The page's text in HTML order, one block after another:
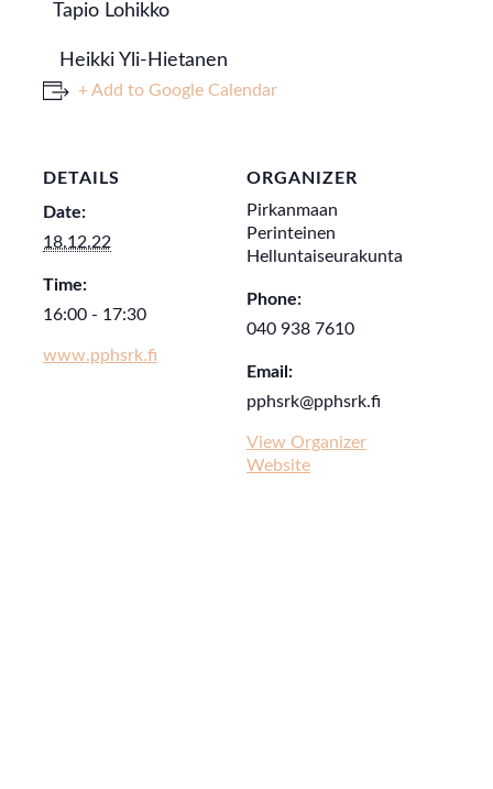
Tapio Lohikko
Heikki Yli-Hietanen
+ Add to Google Calendar
DETAILS
Date:
18.12.22
Time:
16:00 - 17:30
www.pphsrk.fi
ORGANIZER
Pirkanmaan
Perinteinen
Helluntaiseurakunta
Phone:
040 938 7610
Email:
pphsrk@pphsrk.fi
View Organizer
Website